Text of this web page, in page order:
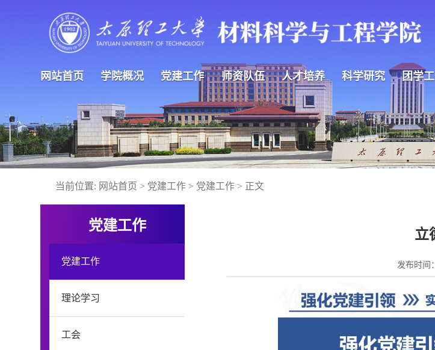
网站首页 学院概况 党建工作 师资队伍 人才培养 科学研究 团学
当前位置: 网站首页 > 党建工作 > 党建工作 > 正文
党建工作
党建工作
理论学习
工会
立
发布时间